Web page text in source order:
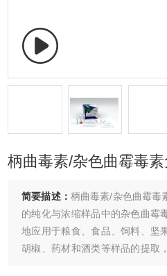
柄曲毒素/杂色曲霉毒
简要描述： 柄曲毒素/杂色曲霉毒
的纯化与浓缩样品中的杂色曲霉
地应用于粮食、食品、饲料、坚
胡椒、药材和酒类等样品的提取